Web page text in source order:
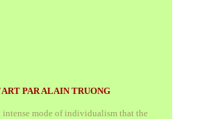
PAR ALAIN TRUONG
intense mode of individualism that the